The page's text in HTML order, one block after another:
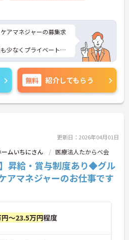
アマネジャーの募集求
少なくプライベートな
安心！
イントなど、さらに詳
にご相談ください。
無料 紹介してもらう
更新日：2026年04月01日
ムいちにさん 医療法人たからべ会
昇給・賞与制度あり◆グル
アマネジャーのお仕事です
～23.5万円程度